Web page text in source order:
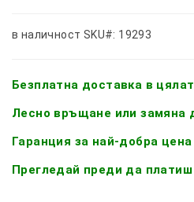
в наличност SKU#: 19293
Безплатна доставка в
Лесно връщане или замяна
Гаранция за най-добра цена
Прегледай преди да платиш